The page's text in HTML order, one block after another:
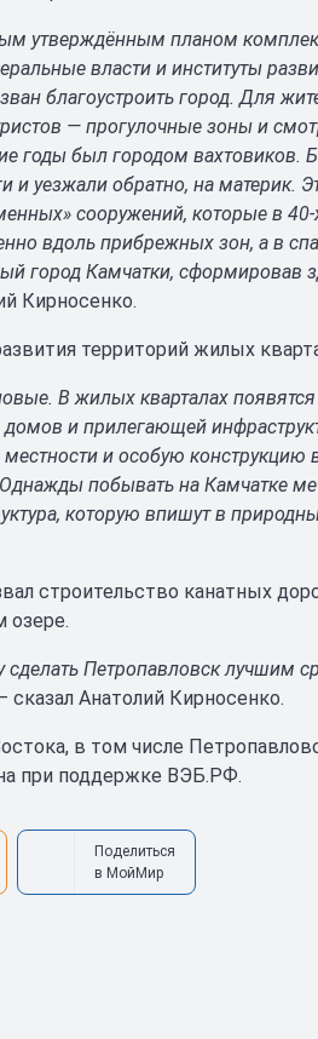
утверждённым планом
власти и институты
благоустроить город. Для
— прогулочные зоны и
годы был городом вахтовиков.
и уезжали обратно, на материк.
сооружений, которые в
вдоль прибрежных зон, а в
город Камчатки, сформировав
Кирносенко.
территорий жилых
В жилых кварталах
и прилегающей
и особую конструкцию
побывать на Камчатке
которую впишут в
строительство канатных
озере.
Петропавловск лучшим
сказал Анатолий Кирносенко.
в том числе
при поддержке ВЭБ.РФ.
Поделиться
в МойМир